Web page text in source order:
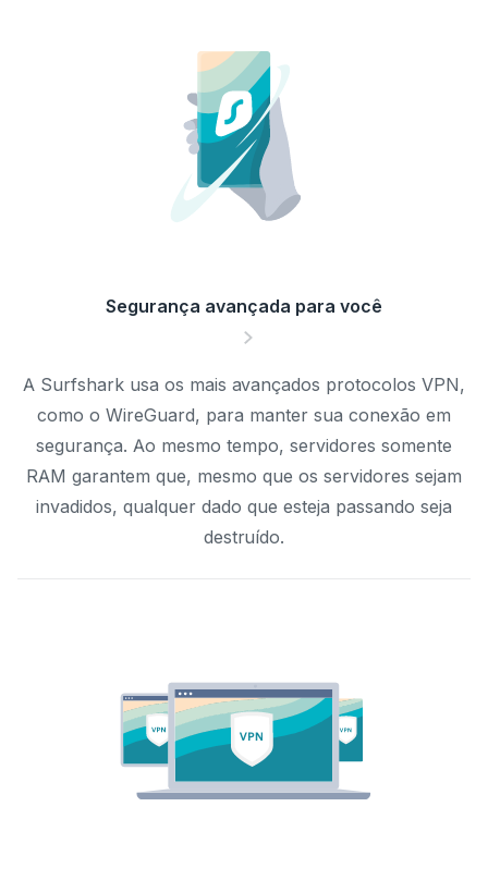
Segurança avançada para você
A Surfshark usa os mais avançados protocolos VPN,
como o WireGuard, para manter sua conexão em
segurança. Ao mesmo tempo, servidores somente
RAM garantem que, mesmo que os servidores sejam
invadidos, qualquer dado que esteja passando seja
destruído.